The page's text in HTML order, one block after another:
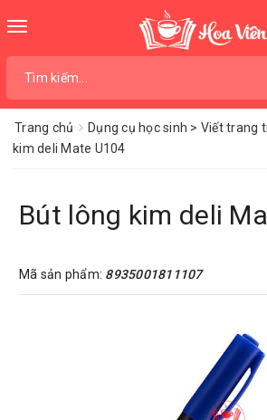
Toggle
Trang chủ Dụng cụ học sinh > Viết trang
kim deli Mate U104
Bút lông kim deli
Mã sản phẩm: 8935001811107